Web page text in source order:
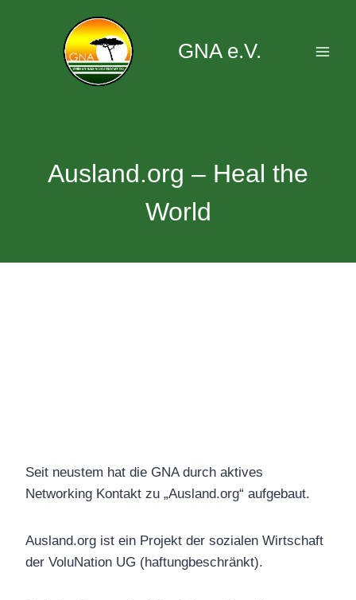
GNA e.V.
Ausland.org – Heal the
World
Seit neustem hat die GNA durch aktives
Networking Kontakt zu „Ausland.org“ aufgebaut.
Ausland.org ist ein Projekt der sozialen Wirtschaft
der VoluNation UG (haftungbeschränkt).